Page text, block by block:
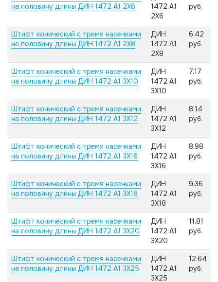
на половину длины ДИН 1472 А1 2X6
1472 А1
2X6
руб.
Штифт конический с тремя насечками
на половину длины ДИН 1472 А1 2X8
ДИН
1472 А1
2X8
6.42
руб.
Штифт конический с тремя насечками
на половину длины ДИН 1472 А1 3X10
ДИН
1472 А1
3X10
7.17
руб.
Штифт конический с тремя насечками
на половину длины ДИН 1472 А1 3X12
ДИН
1472 А1
3X12
8.14
руб.
Штифт конический с тремя насечками
на половину длины ДИН 1472 А1 3X16
ДИН
1472 А1
3X16
8.98
руб.
Штифт конический с тремя насечками
на половину длины ДИН 1472 А1 3X18
ДИН
1472 А1
3X18
9.36
руб.
Штифт конический с тремя насечками
на половину длины ДИН 1472 А1 3X20
ДИН
1472 А1
3X20
11.81
руб.
Штифт конический с тремя насечками
на половину длины ДИН 1472 А1 3X25
ДИН
1472 А1
3X25
12.64
руб.